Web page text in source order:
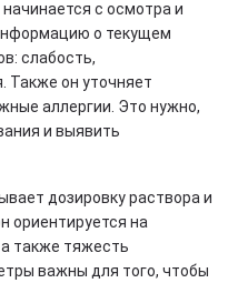
с осмотра и
о текущем
слабость,
Также он уточняет
аллергии. Это нужно,
и выявить
дозировку раствора и
ориентируется на
а также тяжесть
важны для того, чтобы